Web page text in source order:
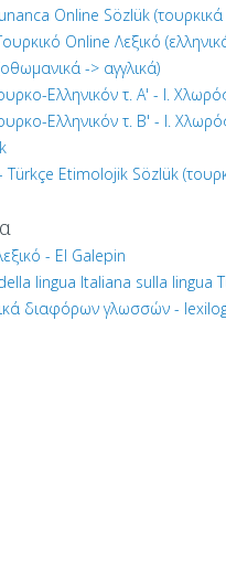
Online Sözlük (τουρκικά
Online Λεξικό
-> αγγλικά)
Ελληνικόν τ. Α' - Ι.
Ελληνικόν τ. Β' - Ι.
Türkçe Etimolojik Sözlük
- El Galepin
lingua Italiana sulla lingua
διαφόρων γλωσσών -